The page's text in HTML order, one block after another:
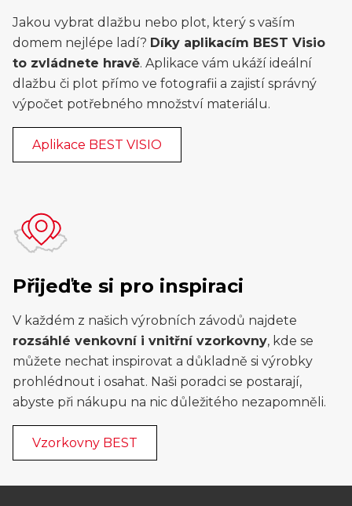
Jakou vybrat dlažbu nebo plot, který s vaším
domem nejlépe ladí? Díky aplikacím BEST Visio
to zvládnete hravě. Aplikace vám ukáží ideální
dlažbu či plot přímo ve fotografii a zajistí správný
výpočet potřebného množství materiálu.
Aplikace BEST VISIO
Přijeďte si pro inspiraci
V každém z našich výrobních závodů najdete
rozsáhlé venkovní i vnitřní vzorkovny, kde se
můžete nechat inspirovat a důkladně si výrobky
prohlédnout i osahat. Naši poradci se postarají,
abyste při nákupu na nic důležitého nezapomněli.
Vzorkovny BEST